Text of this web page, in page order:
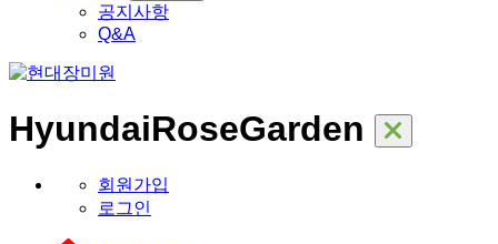
공지사항
Q&A
HyundaiRoseGarden
회원가입
로그인